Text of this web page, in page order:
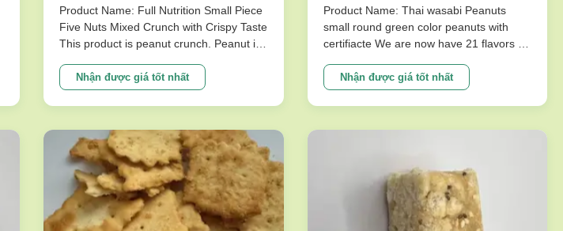
Mixed Crunch Giòn Hương vị
Product Name: Full Nutrition Small Piece
Five Nuts Mixed Crunch with Crispy Taste
This product is peanut crunch. Peanut is
made of peanuts is cripsy and tasty.And it
will give you joyful and unforgetable
experience. This product is one of our
Nhận được giá tốt nhất
cây màu sức khỏe Certifiacted
Product Name: Thai wasabi Peanuts
small round green color peanuts with
certifiacte We are now have 21 flavors of
requests. Our main products are nut
snacks , peanuts, peas, beans, dry fruits,
frozen vegetables , and other agricultural
Nhận được giá tốt nhất